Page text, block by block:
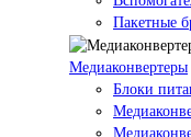
Пакетные
Медиаконвертеры
Блоки